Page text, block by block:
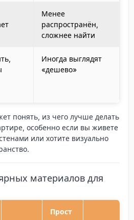
Менее
распространён,
сложнее найти
Иногда выглядят
«дешево»
понять, из чего лучше делать
особенно если вы живете
или хотите визуально
материалов для
Прост